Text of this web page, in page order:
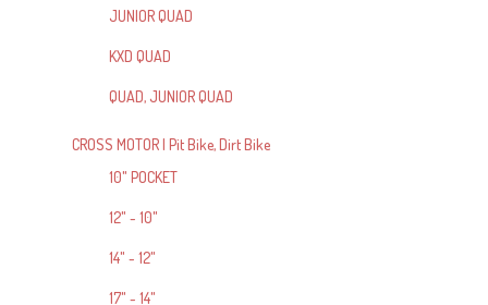
JUNIOR QUAD
KXD QUAD
QUAD, JUNIOR QUAD
CROSS MOTOR | Pit Bike, Dirt Bike
10" POCKET
12" - 10"
14" - 12"
17" - 14"